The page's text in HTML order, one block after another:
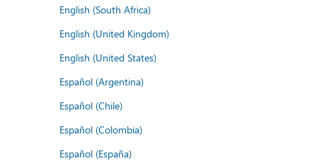
English (South Africa)
English (United Kingdom)
English (United States)
Español (Argentina)
Español (Chile)
Español (Colombia)
Español (España)